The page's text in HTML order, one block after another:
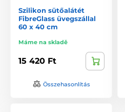
Szilikon sütőalátét
FibreGlass üvegszállal
60 x 40 cm
Máme na skladě
15 420 Ft
Összehasonlítás